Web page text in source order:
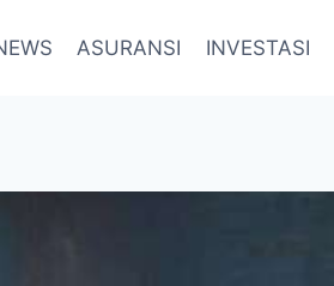
ASURANSI INVESTASI